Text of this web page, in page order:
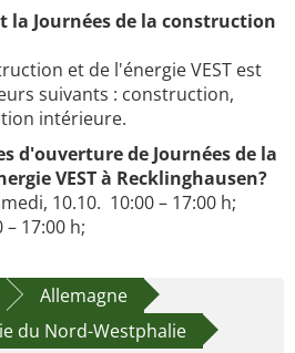
la Journées de la construction
et de l'énergie VEST est
suivants : construction,
intérieure.
d'ouverture de Journées de la
VEST à Recklinghausen?
10.10. 10:00 – 17:00 h;
17:00 h;
Allemagne
du Nord-Westphalie